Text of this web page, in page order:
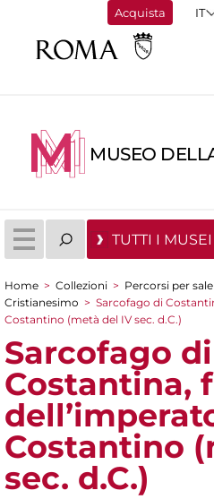
Acquista
MUSEO
TUTTI I MUSEI
Tu sei qui
Home > Collezioni > Percorsi per sale
Cristianesimo > Sarcofago di
Costantino (metà del IV sec. d.C.)
Sarcofago di
Costantina,
Costantino
sec. d.C.)